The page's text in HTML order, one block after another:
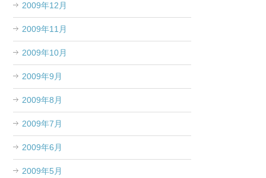
2009年12月
2009年11月
2009年10月
2009年9月
2009年8月
2009年7月
2009年6月
2009年5月